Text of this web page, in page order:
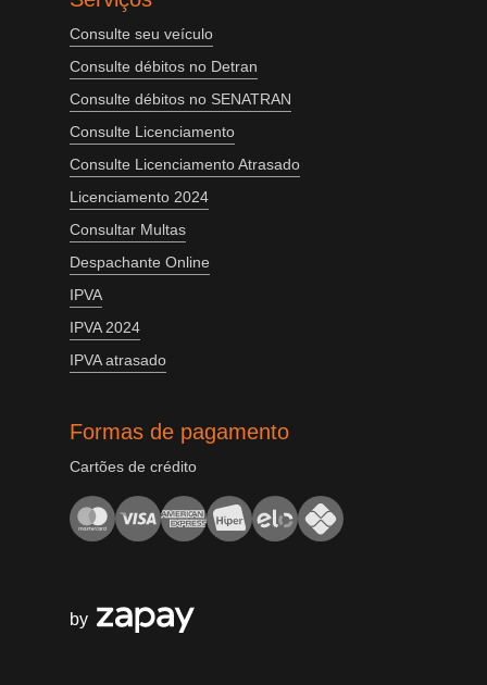
Consulte seu veículo
Consulte débitos no Detran
Consulte débitos no SENATRAN
Consulte Licenciamento
Consulte Licenciamento Atrasado
Licenciamento 2024
Consultar Multas
Despachante Online
IPVA
IPVA 2024
IPVA atrasado
Formas de pagamento
Cartões de crédito
by